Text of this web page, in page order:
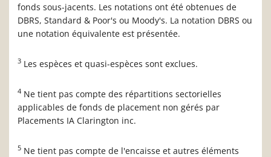
fonds sous-jacents. Les notations ont été obtenues de
DBRS, Standard & Poor's ou Moody's. La notation DBRS ou
une notation équivalente est présentée.
3 Les espèces et quasi-espèces sont exclues.
4 Ne tient pas compte des répartitions sectorielles
applicables de fonds de placement non gérés par
Placements IA Clarington inc.
5 Ne tient pas compte de l'encaisse et autres éléments